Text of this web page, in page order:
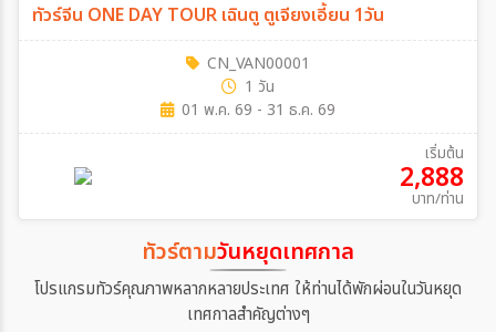
ทัวร์จีน ONE DAY TOUR เฉินตู ตูเจียงเอี้ยน 1วัน
CN_VAN00001
1 วัน
01 พ.ค. 69 - 31 ธ.ค. 69
เริ่มต้น
2,888
บาท/ท่าน
ทัวร์ตามวันหยุดเทศกาล
โปรแกรมทัวร์คุณภาพหลากหลายประเทศ ให้ท่านได้พักผ่อนในวันหยุด
เทศกาลสำคัญต่างๆ